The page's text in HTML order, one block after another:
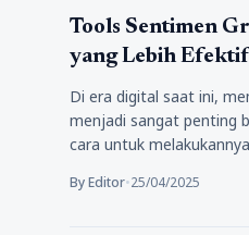
Tips
Tools Sentimen
yang Lebih
Di era digital saat ini,
menjadi sangat penting
cara untuk
By Editor•25/04/2025